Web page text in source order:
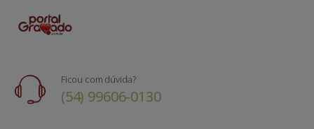
Ficou com dúvida?
(54) 99606-0130